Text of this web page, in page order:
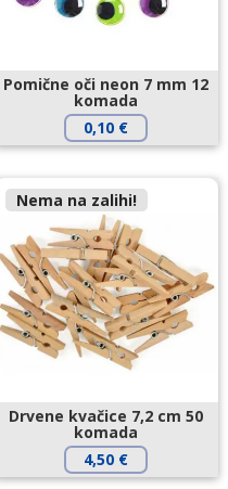
Pomične oči neon 7 mm 12
komada
0,10 €
Nema na zalihi!
Drvene kvačice 7,2 cm 50
komada
4,50 €